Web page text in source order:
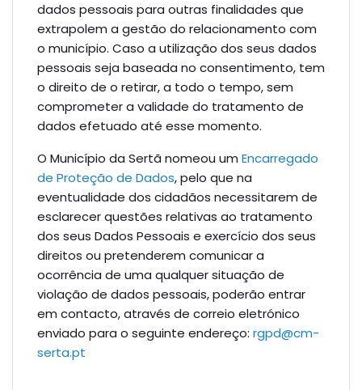
dados pessoais para outras finalidades que
extrapolem a gestão do relacionamento com
o município. Caso a utilização dos seus dados
pessoais seja baseada no consentimento, tem
o direito de o retirar, a todo o tempo, sem
comprometer a validade do tratamento de
dados efetuado até esse momento.
O Município da Sertã nomeou um Encarregado
de Proteção de Dados, pelo que na
eventualidade dos cidadãos necessitarem de
esclarecer questões relativas ao tratamento
dos seus Dados Pessoais e exercício dos seus
direitos ou pretenderem comunicar a
ocorrência de uma qualquer situação de
violação de dados pessoais, poderão entrar
em contacto, através de correio eletrónico
enviado para o seguinte endereço: rgpd@cm-
serta.pt